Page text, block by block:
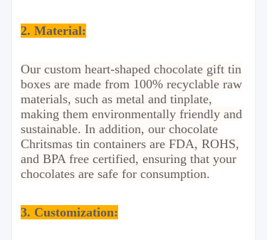
2. Material:
Our custom heart-shaped chocolate gift tin
boxes are made from 100% recyclable raw
materials, such as metal and tinplate,
making them environmentally friendly and
sustainable. In addition, our chocolate
Chritsmas tin containers are FDA, ROHS,
and BPA free certified, ensuring that your
chocolates are safe for consumption.
3. Customization: